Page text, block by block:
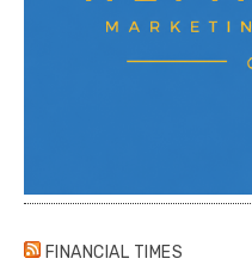
FINANCIAL TIMES